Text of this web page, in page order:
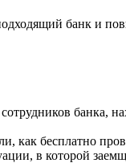
банк и
банка,
как бесплатно
в которой